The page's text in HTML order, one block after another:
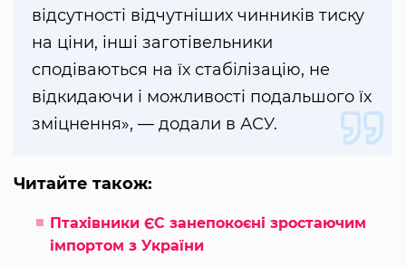
відсутності відчутніших чинників тиску
на ціни, інші заготівельники
сподіваються на їх стабілізацію, не
відкидаючи і можливості подальшого їх
зміцнення», — додали в АСУ.
Читайте також:
Птахівники ЄС занепокоєні зростаючим
імпортом з України